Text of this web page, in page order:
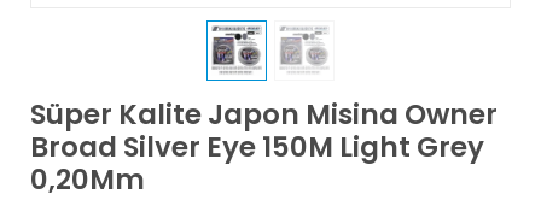
Süper Kalite Japon Misina Owner
Broad Silver Eye 150M Light Grey
0,20Mm